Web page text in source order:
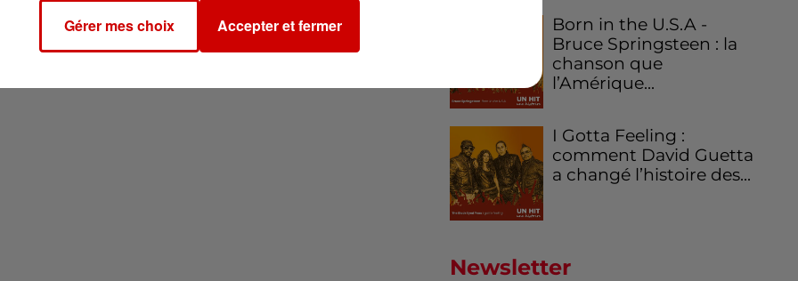
Born in the U.S.A -
Bruce Springsteen : la
chanson que
l’Amérique...
I Gotta Feeling :
comment David Guetta
a changé l’histoire des...
Newsletter
Gérer mes choix Accepter et fermer